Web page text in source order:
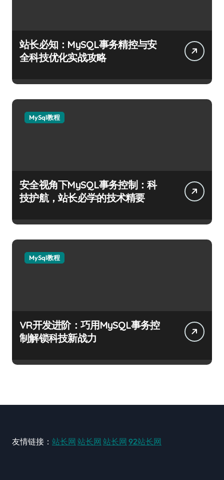
站长必知：MySQL事务精控与安
全科技优化实战攻略
MySql教程
安全视角下MySQL事务控制：科
技护航，站长必学的技术精要
MySql教程
VR开发进阶：巧用MySQL事务控
制解锁科技新战力
友情链接： 站长网 站长网 站长网 92站长网